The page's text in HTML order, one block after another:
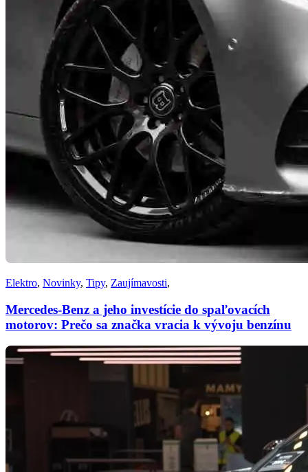
Elektro, Novinky, Tipy, Zaujímavosti,
Mercedes-Benz a jeho investície do spaľovacích
motorov: Prečo sa značka vracia k vývoju benzínu